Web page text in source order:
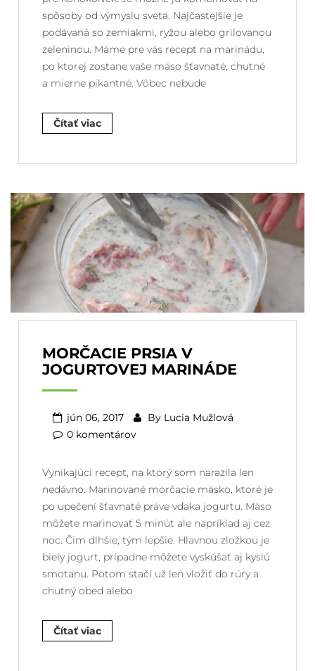
spôsoby od výmyslu sveta. Najčastejšie je
podávaná so zemiakmi, ryžou alebo grilovanou
zeleninou. Máme pre vás recept na marinádu,
po ktorej zostane vaše mäso šťavnaté, chutné
a mierne pikantné. Vôbec nebude
Čítať viac
MORČACIE PRSIA V
JOGURTOVEJ MARINÁDE
jún 06, 2017 By Lucia Mužlová
0 komentárov
Vynikajúci recept, na ktorý som narazila len
nedávno. Marinované morčacie mäsko, ktoré je
po upečení šťavnaté práve vďaka jogurtu. Mäso
môžete marinovať 5 minút ale napríklad aj cez
noc. Čim dlhšie, tým lepšie. Hlavnou zložkou je
biely jogurt, prípadne môžete vyskúšať aj kyslú
smotanu. Potom stačí už len vložiť do rúry a
chutný obed alebo
Čítať viac